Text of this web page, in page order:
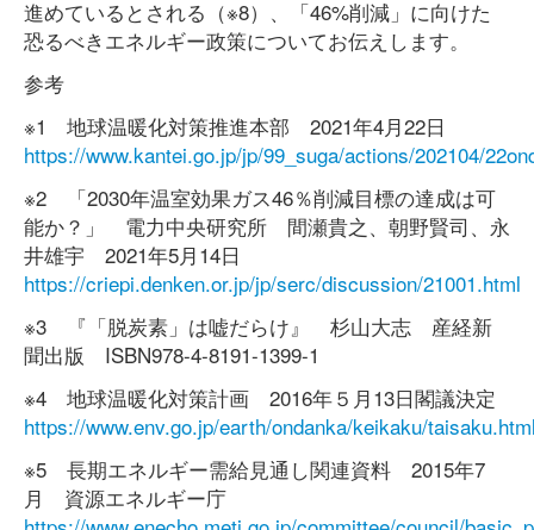
進めているとされる（※8）、「46%削減」に向けた
恐るべきエネルギー政策についてお伝えします。
参考
※1 地球温暖化対策推進本部 2021年4月22日
https://www.kantei.go.jp/jp/99_suga/actions/202104/
※2 「2030年温室効果ガス46％削減目標の達成は可
能か？」 電力中央研究所 間瀬貴之、朝野賢司、永
井雄宇 2021年5月14日
https://criepi.denken.or.jp/jp/serc/discussion/21001.html
※3 『「脱炭素」は嘘だらけ』 杉山大志 産経新
聞出版 ISBN978-4-8191-1399-1
※4 地球温暖化対策計画 2016年５月13日閣議決定
https://www.env.go.jp/earth/ondanka/keikaku/
※5 長期エネルギー需給見通し関連資料 2015年7
月 資源エネルギー庁